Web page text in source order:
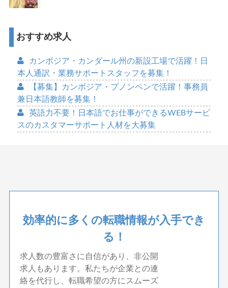
おすすめ求人
カンボジア・カンダール州の新設工場で活躍！日
本人通訳・業務サポートスタッフを募集！
【募集】カンボジア・プノンペンで活躍！事務員
兼日本語教師を募集！
英語力不要！日本語でお仕事ができるWEBサービ
スのカスタマーサポート人材を大募集
効率的に多くの転職情報が入手でき
る！
求人数の豊富さに自信があり、非公開
求人もあります。私たちが企業との連
絡を代行し、転職希望の方にスムーズ